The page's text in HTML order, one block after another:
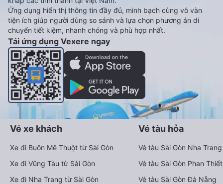
Ứng dụng hiển thị thông tin đầy đủ, minh bạch cùng vô vàn
tiện ích giúp người dùng so sánh và lựa chọn phương án di
chuyển tiết kiệm, nhanh chóng và phù hợp nhất.
Tải ứng dụng Vexere ngay
Vé xe khách
Xe đi Buôn Mê Thuột từ Sài Gòn
Xe đi Vũng Tàu từ Sài Gòn
Xe đi Nha Trang từ Sài Gòn
Vé tàu hỏa
Vé tàu Sài Gòn Nha Trang
Vé tàu Sài Gòn Phan Thiết
Vé tàu Sài Gòn Đà Nẵng